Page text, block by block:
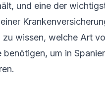
und eine der
wissen, welche Art
um in